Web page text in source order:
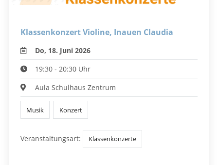
Klassenkonzert Violine, Inauen Claudia
Do, 18. Juni 2026
19:30 - 20:30 Uhr
Aula Schulhaus Zentrum
Musik Konzert
Veranstaltungsart: Klassenkonzerte